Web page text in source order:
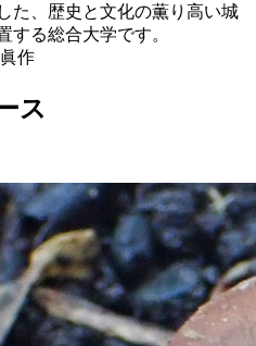
た、歴史と文化の薫り高い城
する総合大学です。
作
ス